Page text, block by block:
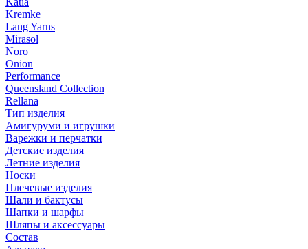
Kremke
Lang Yarns
Mirasol
Noro
Onion
Performance
Queensland Collection
Rellana
Тип изделия
Амигуруми и игрушки
Варежки и перчатки
Детские изделия
Летние изделия
Носки
Плечевые изделия
Шали и бактусы
Шапки и шарфы
Шляпы и аксессуары
Состав